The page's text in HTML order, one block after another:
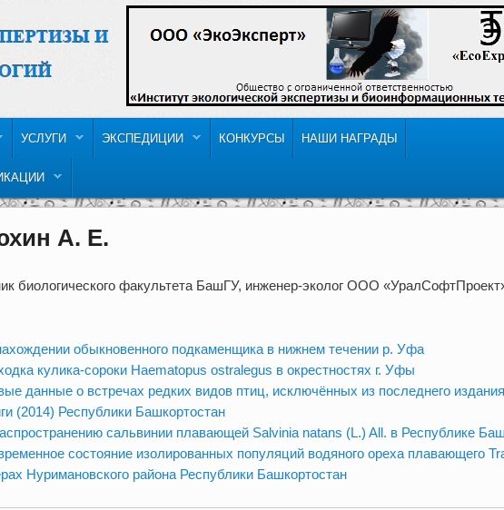
УСЛУГИ ЭКСПЕДИЦИИ КОНКУРСЫ НАШИ НАГРАДЫ
А. Е.
биологического факультета БашГУ, инженер-эколог ООО
обыкновенного подкаменщика в нижнем течении р. Уфа
кулика-сороки Haematopus ostralegus в окрестностях г. Уфы
данные о встречах редких видов птиц, исключённых из последнего
(2014) Республики Башкортостан
сальвинии плавающей Salvinia natans (L.) All. в Республике
состояние изолированных популяций водяного ореха плавающего
Нуримановского района Республики Башкортостан